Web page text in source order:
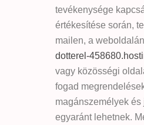
tevékenysége
értékesítése során,
mailen, a
dotterel-
vagy közösségi
fogad
magánszemélyek
egyaránt lehetnek.